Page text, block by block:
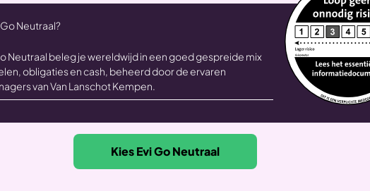
Neutraal?
Neutraal beleg je wereldwijd in een goed gespreide mix
obligaties en cash, beheerd door de ervaren
van Van Lanschot Kempen.
Kies Evi Go Neutraal